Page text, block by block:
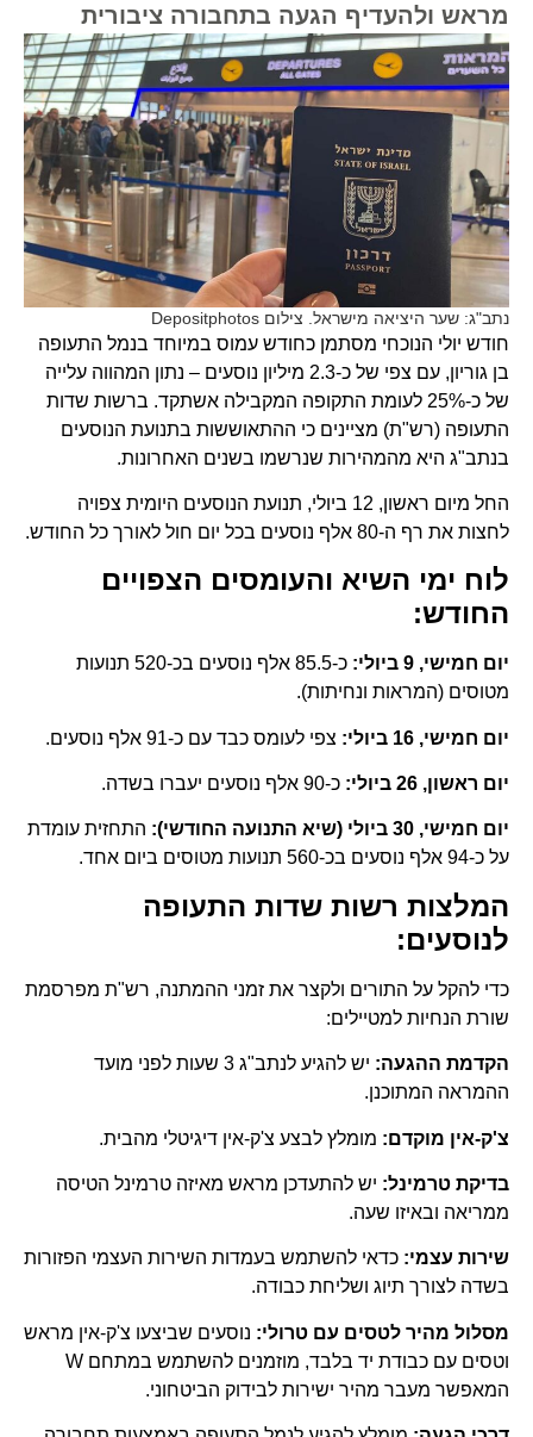
מראש ולהעדיף הגעה בתחבורה ציבורית
נתב"ג: שער היציאה מישראל. צילום Depositphotos
חודש יולי הנוכחי מסתמן כחודש עמוס במיוחד בנמל התעופה
בן גוריון, עם צפי של כ-2.3 מיליון נוסעים – נתון המהווה עלייה
של כ-25% לעומת התקופה המקבילה אשתקד. ברשות שדות
התעופה (רש"ת) מציינים כי ההתאוששות בתנועת הנוסעים
בנתב"ג היא מהמהירות שנרשמו בשנים האחרונות.
החל מיום ראשון, 12 ביולי, תנועת הנוסעים היומית צפויה
לחצות את רף ה-80 אלף נוסעים בכל יום חול לאורך כל החודש.
לוח ימי השיא והעומסים הצפויים
החודש:
יום חמישי, 9 ביולי:
כ-85.5 אלף נוסעים בכ-520 תנועות
מטוסים (המראות ונחיתות).
יום חמישי, 16 ביולי: צפי לעומס כבד עם כ-91 אלף נוסעים.
יום ראשון, 26 ביולי: כ-90 אלף נוסעים יעברו בשדה.
יום חמישי, 30 ביולי (שיא התנועה החודשי):
התחזית עומדת
על כ-94 אלף נוסעים בכ-560 תנועות מטוסים ביום אחד.
המלצות רשות שדות התעופה
לנוסעים:
כדי להקל על התורים ולקצר את זמני ההמתנה, רש"ת מפרסמת
שורת הנחיות למטיילים:
הקדמת ההגעה:
יש להגיע לנתב"ג 3 שעות לפני מועד
ההמראה המתוכנן.
צ'ק-אין מוקדם: מומלץ לבצע צ'ק-אין דיגיטלי מהבית.
בדיקת טרמינל: יש להתעדכן מראש מאיזה טרמינל הטיסה
ממריאה ובאיזו שעה.
שירות עצמי: כדאי להשתמש בעמדות השירות העצמי הפזורות
בשדה לצורך תיוג ושליחת כבודה.
מסלול מהיר לטסים עם טרולי: נוסעים שביצעו צ'ק-אין מראש
וטסים עם כבודת יד בלבד, מוזמנים להשתמש במתחם W
המאפשר מעבר מהיר ישירות לבידוק הביטחוני.